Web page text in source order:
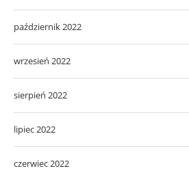
październik 2022
wrzesień 2022
sierpień 2022
lipiec 2022
czerwiec 2022